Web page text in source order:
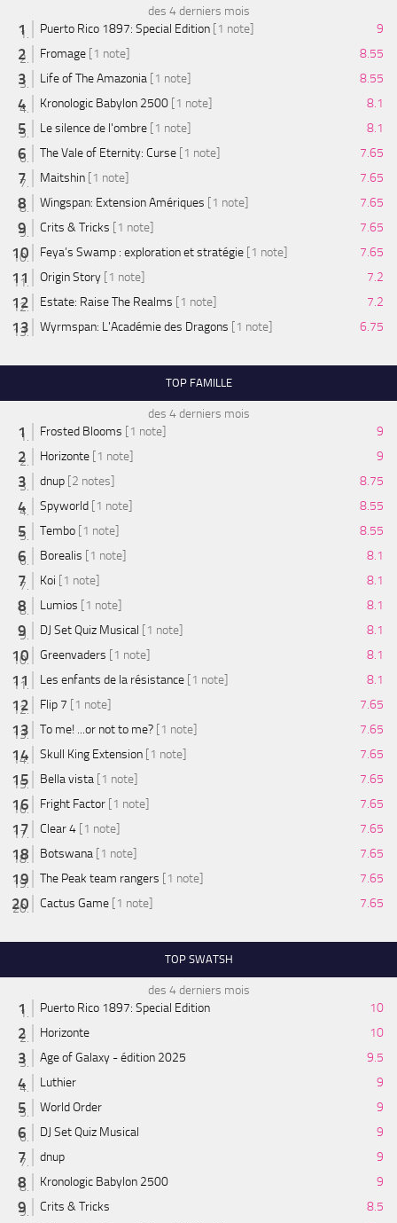
des 4 derniers mois
Puerto Rico 1897: Special Edition [1 note]
9
Fromage [1 note]
8.55
Life of The Amazonia [1 note]
8.55
Kronologic Babylon 2500 [1 note]
8.1
Le silence de l'ombre [1 note]
8.1
The Vale of Eternity: Curse [1 note]
7.65
Maitshin [1 note]
7.65
Wingspan: Extension Amériques [1 note]
7.65
Crits & Tricks [1 note]
7.65
Feya’s Swamp : exploration et stratégie [1 note]
7.65
Origin Story [1 note]
7.2
Estate: Raise The Realms [1 note]
7.2
Wyrmspan: L'Académie des Dragons [1 note] 6.75
TOP FAMILLE
des 4 derniers mois
Frosted Blooms [1 note]
9
Horizonte [1 note]
9
dnup [2 notes]
8.75
Spyworld [1 note]
8.55
Tembo [1 note]
8.55
Borealis [1 note]
8.1
Koi [1 note]
8.1
Lumios [1 note]
8.1
DJ Set Quiz Musical [1 note]
8.1
Greenvaders [1 note]
8.1
Les enfants de la résistance [1 note]
8.1
Flip 7 [1 note]
7.65
To me! ...or not to me? [1 note]
7.65
Skull King Extension [1 note]
7.65
Bella vista [1 note]
7.65
Fright Factor [1 note]
7.65
Clear 4 [1 note]
7.65
Botswana [1 note]
7.65
The Peak team rangers [1 note]
7.65
Cactus Game [1 note] 7.65
TOP SWATSH
des 4 derniers mois
Puerto Rico 1897: Special Edition
10
Horizonte
10
Age of Galaxy - édition 2025
9.5
Luthier
9
World Order
9
DJ Set Quiz Musical
9
dnup
9
Kronologic Babylon 2500
9
Crits & Tricks
8.5